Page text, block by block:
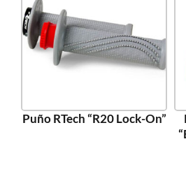
Puño RTech “R20 Lock-On”